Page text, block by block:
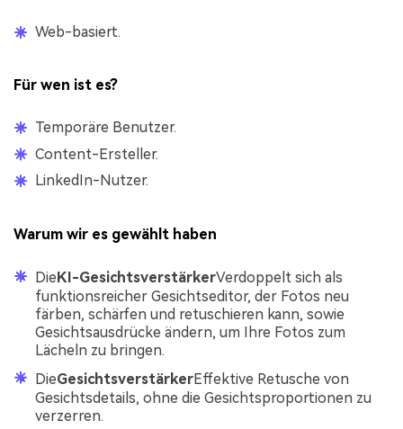
Web-basiert.
Für wen ist es?
Temporäre Benutzer.
Content-Ersteller.
LinkedIn-Nutzer.
Warum wir es gewählt haben
DieKI-GesichtsverstärkerVerdoppelt sich als
funktionsreicher Gesichtseditor, der Fotos neu
färben, schärfen und retuschieren kann, sowie
Gesichtsausdrücke ändern, um Ihre Fotos zum
Lächeln zu bringen.
DieGesichtsverstärkerEffektive Retusche von
Gesichtsdetails, ohne die Gesichtsproportionen zu
verzerren.